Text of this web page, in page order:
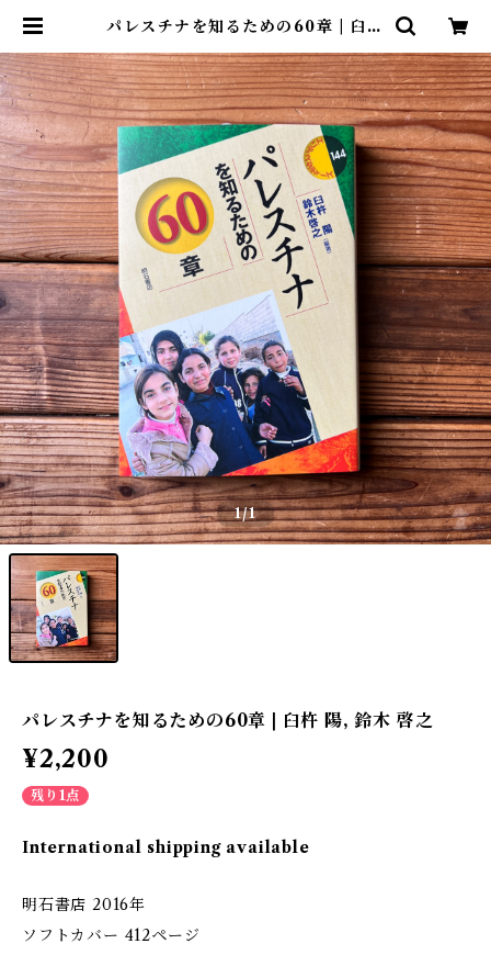
パレスチナを知るための60章 | 臼杵
本屋 トンガ坂文庫
1/1
パレスチナを知るための60章 | 臼杵 陽, 鈴木 啓之
¥2,200
残り1点
International shipping available
明石書店 2016年
ソフトカバー 412ページ